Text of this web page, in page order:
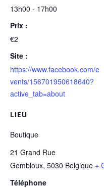
13h00 - 17h00
Prix :
€2
Site :
https://www.facebook.com/e
vents/156701950618640?
active_tab=about
LIEU
Boutique
21 Grand Rue
Gembloux, 5030 Belgique +
Téléphone